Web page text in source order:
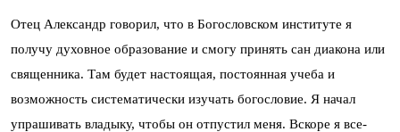
Отец Александр говорил, что в Богословском институте я
получу духовное образование и смогу принять сан диакона или
священника. Там будет настоящая, постоянная учеба и
возможность систематически изучать богословие. Я начал
упрашивать владыку, чтобы он отпустил меня. Вскоре я все-